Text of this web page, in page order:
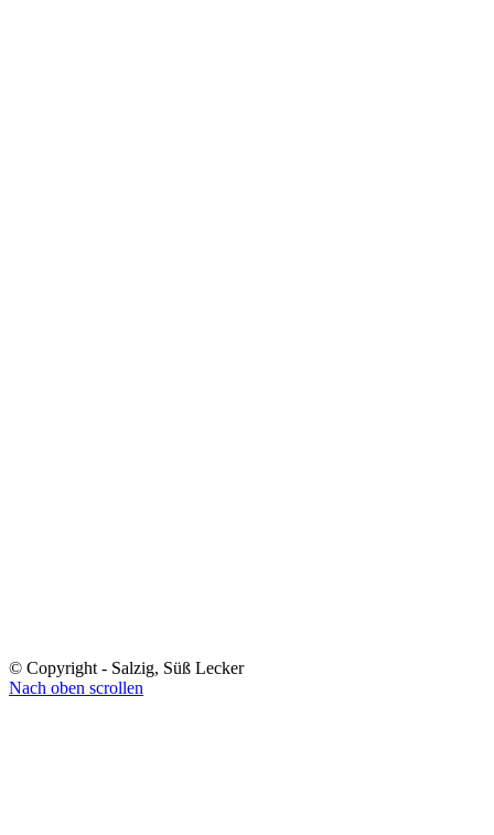
© Copyright - Salzig, Süß Lecker
Nach oben scrollen